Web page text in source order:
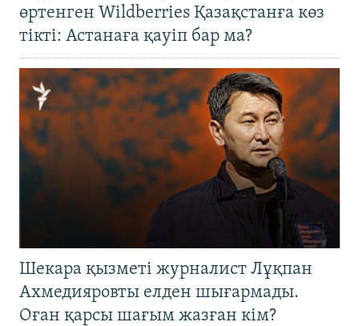
өртенген Wildberries Қазақстанға көз
тікті: Астанаға қауіп бар ма?
Шекара қызметі журналист Лұқпан
Ахмедияровты елден шығармады.
Оған қарсы шағым жазған кім?